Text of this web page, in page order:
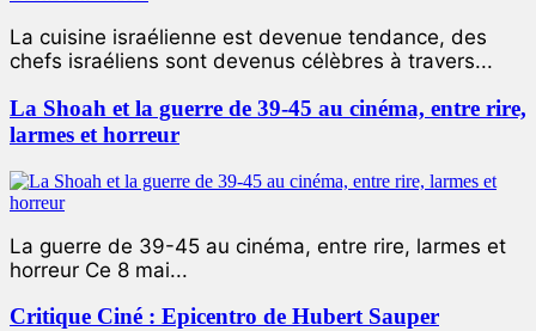
La cuisine israélienne est devenue tendance, des
chefs israéliens sont devenus célèbres à travers...
La Shoah et la guerre de 39-45 au cinéma, entre rire,
larmes et horreur
La guerre de 39-45 au cinéma, entre rire, larmes et
horreur Ce 8 mai...
Critique Ciné : Epicentro de Hubert Sauper